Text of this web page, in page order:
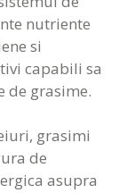
nutriente
si
capabili sa
de grasime.
grasimi
de
asupra